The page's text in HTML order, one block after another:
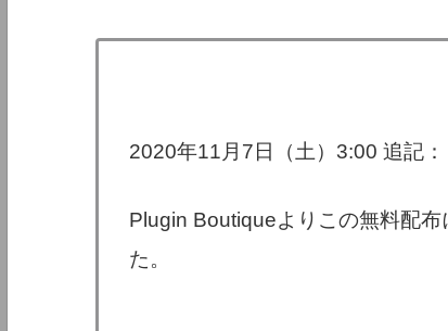
2020年11月7日（土）3:00 追記：
Plugin Boutiqueよりこの無料配
た。